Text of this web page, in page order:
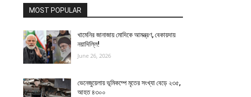
MOST POPULAR
খামেনির জানাজায় মোদিকে আমন্ত্রণ, বেকায়দায়
নয়াদিল্লি!
June 26, 2026
ভেনেজুয়েলায় ভূমিকম্পে মৃতের সংখ্যা বেড়ে ২৩৫,
আহত ৪৩০০